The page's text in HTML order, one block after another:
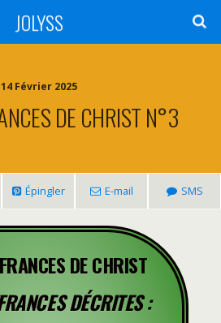
JOLYSS
14 Février 2025
DE CHRIST N°3
Épingler E-mail SMS
DE CHRIST
DÉCRITES :